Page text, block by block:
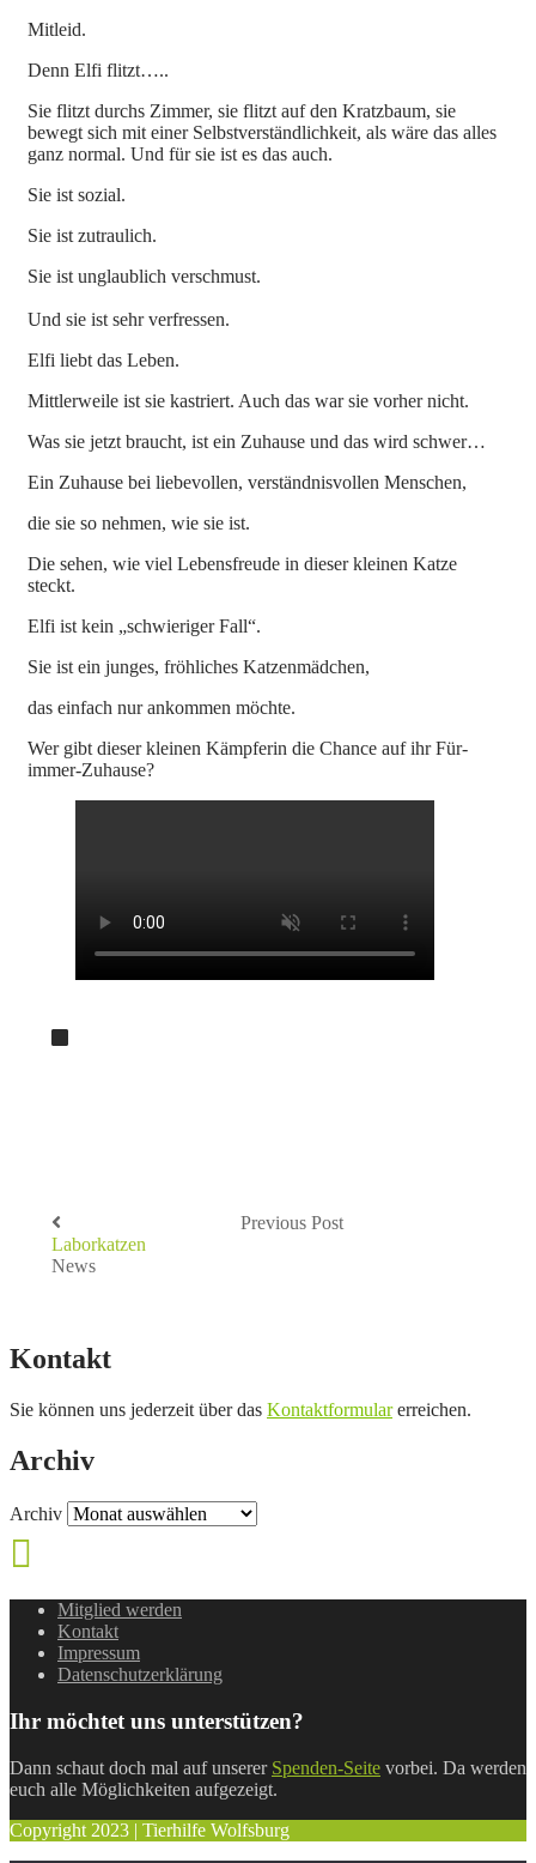
Mitleid.
Denn Elfi flitzt…..
Sie flitzt durchs Zimmer, sie flitzt auf den Kratzbaum, sie
bewegt sich mit einer Selbstverständlichkeit, als wäre das alles
ganz normal. Und für sie ist es das auch.
Sie ist sozial.
Sie ist zutraulich.
Sie ist unglaublich verschmust.
Und sie ist sehr verfressen.
Elfi liebt das Leben.
Mittlerweile ist sie kastriert. Auch das war sie vorher nicht.
Was sie jetzt braucht, ist ein Zuhause und das wird schwer…
Ein Zuhause bei liebevollen, verständnisvollen Menschen,
die sie so nehmen, wie sie ist.
Die sehen, wie viel Lebensfreude in dieser kleinen Katze
steckt.
Elfi ist kein „schwieriger Fall“.
Sie ist ein junges, fröhliches Katzenmädchen,
das einfach nur ankommen möchte.
Wer gibt dieser kleinen Kämpferin die Chance auf ihr Für-
immer-Zuhause?
Previous Post
Laborkatzen
News
Kontakt
Sie können uns jederzeit über das Kontaktformularerreichen.
Archiv
Archiv
Mitglied werden
Kontakt
Impressum
Datenschutzerklärung
Ihr möchtet uns unterstützen?
Dann schaut doch mal auf unserer Spenden-Seite vorbei. Da werden
euch alle Möglichkeiten aufgezeigt.
Copyright 2023 | Tierhilfe Wolfsburg